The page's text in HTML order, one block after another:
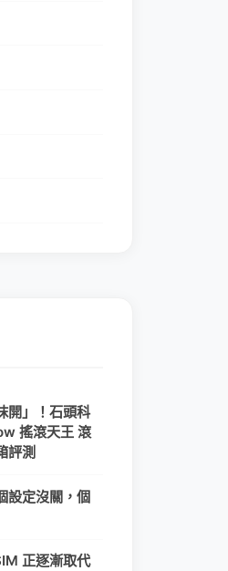
開」！石頭科
搖滾天王 滾
評測
設定沒關，個
正逐漸取代